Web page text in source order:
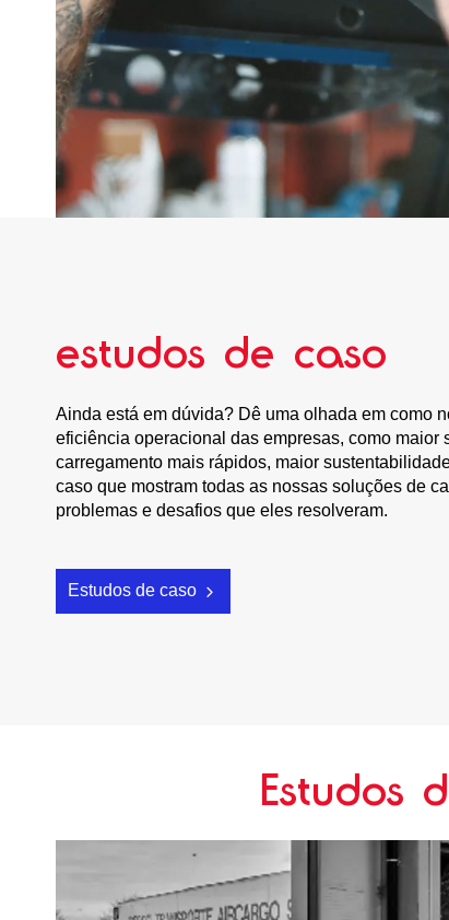
estudos de caso
Ainda está em dúvida? Dê uma olhada em como
eficiência operacional das empresas, como maior
carregamento mais rápidos, maior
caso que mostram todas as nossas soluções de
problemas e desafios que eles resolveram.
Estudos de caso
Estudos